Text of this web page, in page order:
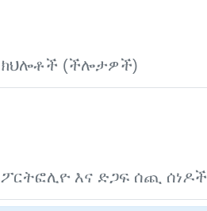
ክህሎቶች (ችሎታዎች)
ፖርትፎሊዮ እና ድጋፍ ሰጪ ሰነዶች